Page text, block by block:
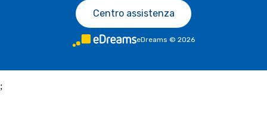
Centro assistenza
eDreams © 2026
;